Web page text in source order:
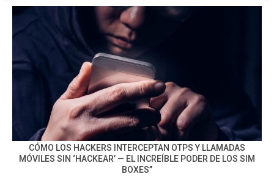
CÓMO LOS HACKERS INTERCEPTAN OTPS Y LLAMADAS
MÓVILES SIN ‘HACKEAR’ — EL INCREÍBLE PODER DE LOS SIM
BOXES”